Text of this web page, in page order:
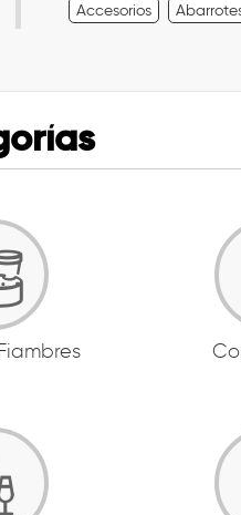
Accesorios